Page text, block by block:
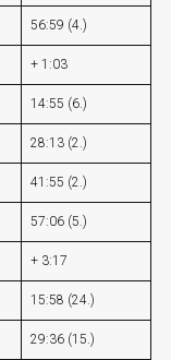
56:59 (4.)
+ 1:03
14:55 (6.)
28:13 (2.)
41:55 (2.)
57:06 (5.)
+ 3:17
15:58 (24.)
29:36 (15.)